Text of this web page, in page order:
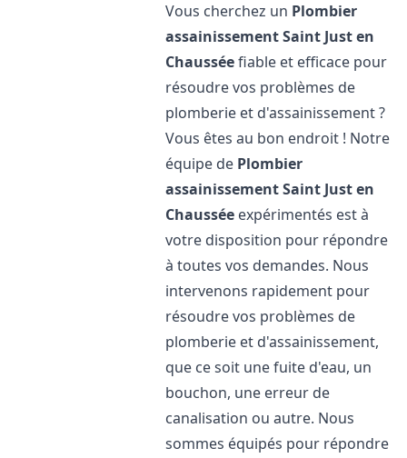
Vous cherchez un Plombier
assainissementSaint Just en
Chausséefiable et efficace pour
résoudre vos problèmes de
plomberie et d'assainissement ?
Vous êtes au bon endroit ! Notre
équipe de Plombier
assainissementSaint Just en
Chaussée expérimentés est à
votre disposition pour répondre
à toutes vos demandes. Nous
intervenons rapidement pour
résoudre vos problèmes de
plomberie et d'assainissement,
que ce soit une fuite d'eau, un
bouchon, une erreur de
canalisation ou autre. Nous
sommes équipés pour répondre